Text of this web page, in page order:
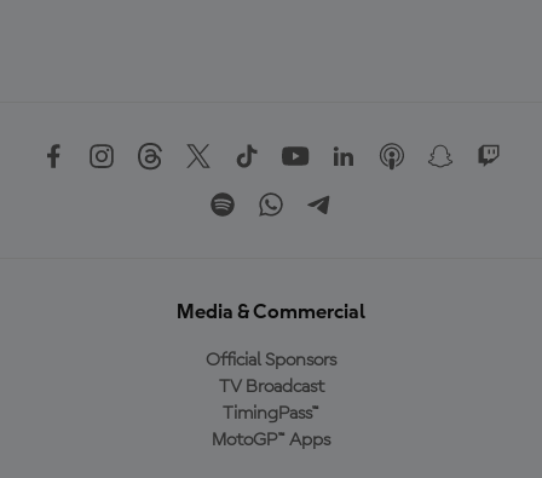
Media & Commercial
Official Sponsors
TV Broadcast
TimingPass™
MotoGP™ Apps